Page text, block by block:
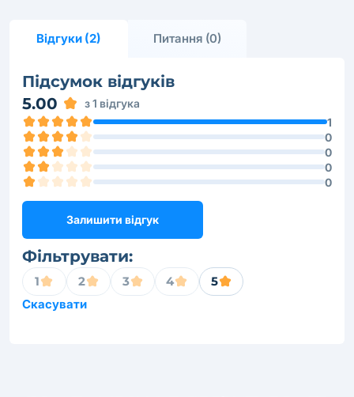
Відгуки (2) Питання (0)
Підсумок відгуків
5.00
з 1 відгука
1
0
0
0
0
Залишити відгук
Фільтрувати:
1 2 3 4
5
Скасувати